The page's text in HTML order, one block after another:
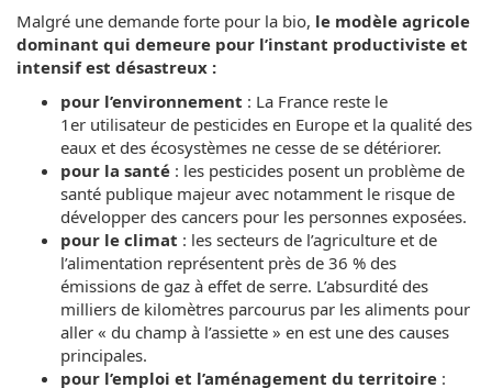
Malgré une demande forte pour la bio, le modèle agricole
dominant qui demeure pour l’instant productiviste et
intensif est désastreux :
pour l’environnement : La France reste le
1er utilisateur de pesticides en Europe et la qualité des
eaux et des écosystèmes ne cesse de se détériorer.
pour la santé : les pesticides posent un problème de
santé publique majeur avec notamment le risque de
développer des cancers pour les personnes exposées.
pour le climat : les secteurs de l’agriculture et de
l’alimentation représentent près de 36 % des
émissions de gaz à effet de serre. L’absurdité des
milliers de kilomètres parcourus par les aliments pour
aller « du champ à l’assiette » en est une des causes
principales.
pour l’emploi et l’aménagement du territoire :